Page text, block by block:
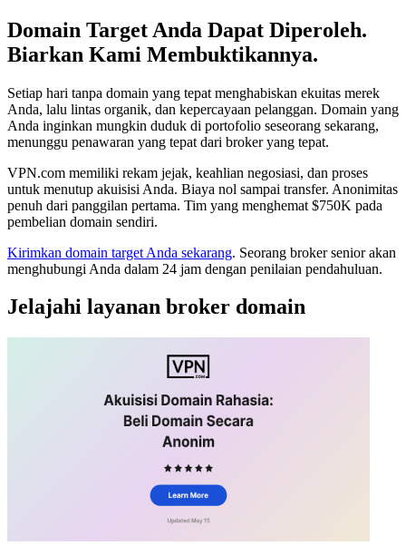
Domain Target Anda Dapat Diperoleh.
Biarkan Kami Membuktikannya.
Setiap hari tanpa domain yang tepat menghabiskan ekuitas merek
Anda, lalu lintas organik, dan kepercayaan pelanggan. Domain yang
Anda inginkan mungkin duduk di portofolio seseorang sekarang,
menunggu penawaran yang tepat dari broker yang tepat.
VPN.com memiliki rekam jejak, keahlian negosiasi, dan proses
untuk menutup akuisisi Anda. Biaya nol sampai transfer. Anonimitas
penuh dari panggilan pertama. Tim yang menghemat $750K pada
pembelian domain sendiri.
Kirimkan domain target Anda sekarang. Seorang broker senior akan
menghubungi Anda dalam 24 jam dengan penilaian pendahuluan.
Jelajahi layanan broker domain